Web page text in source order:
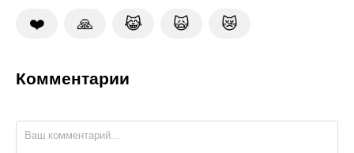
❤️ 🙏 😹 🙀 😿
Комментарии